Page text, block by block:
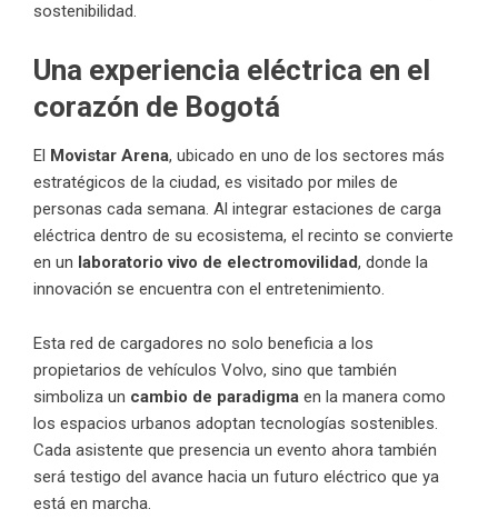
sostenibilidad.
Una experiencia eléctrica en el
corazón de Bogotá
El Movistar Arena, ubicado en uno de los sectores más
estratégicos de la ciudad, es visitado por miles de
personas cada semana. Al integrar estaciones de carga
eléctrica dentro de su ecosistema, el recinto se convierte
en un laboratorio vivo de electromovilidad, donde la
innovación se encuentra con el entretenimiento.
Esta red de cargadores no solo beneficia a los
propietarios de vehículos Volvo, sino que también
simboliza un cambio de paradigma en la manera como
los espacios urbanos adoptan tecnologías sostenibles.
Cada asistente que presencia un evento ahora también
será testigo del avance hacia un futuro eléctrico que ya
está en marcha.